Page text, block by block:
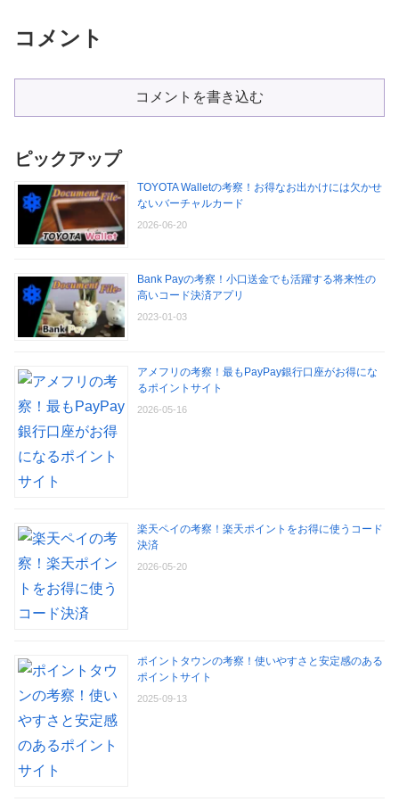
コメント
コメントを書き込む
ピックアップ
TOYOTA Walletの考察！お得なお出かけには欠かせ
ないバーチャルカード
2026-06-20
Bank Payの考察！小口送金でも活躍する将来性の
高いコード決済アプリ
2023-01-03
アメフリの考察！最もPayPay銀行口座がお得にな
るポイントサイト
2026-05-16
楽天ペイの考察！楽天ポイントをお得に使うコード
決済
2026-05-20
ポイントタウンの考察！使いやすさと安定感のある
ポイントサイト
2025-09-13